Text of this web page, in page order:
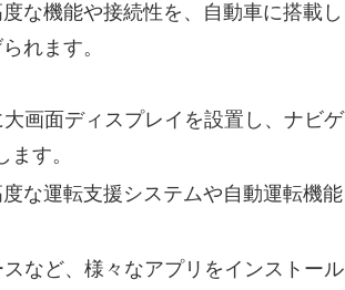
な機能や接続性を、自動車に搭載し
れます。
画面ディスプレイを設置し、ナビゲ
す。
な運転支援システムや自動運転機能
など、様々なアプリをインストール